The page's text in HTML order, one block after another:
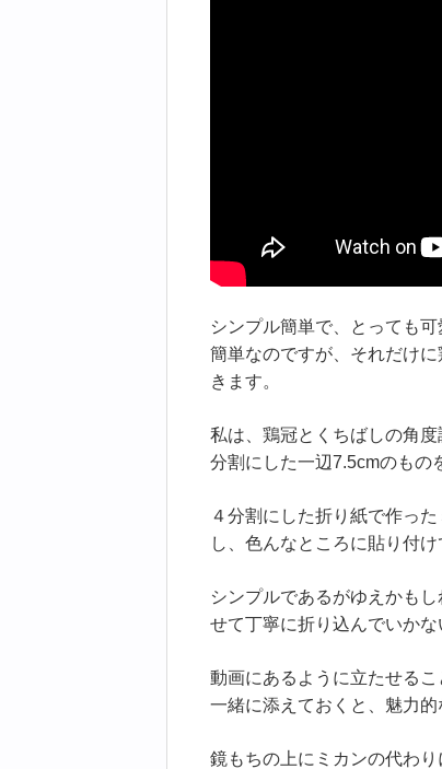
シンプル簡単で、とっても
簡単なのですが、それだけ
きます。
私は、鶏冠とくちばしの角
分割にした一辺7.5cmのもの
４分割にした折り紙で作っ
し、色んなところに貼り付け
シンプルであるがゆえかも
せて丁寧に折り込んでいか
動画にあるように立たせる
一緒に添えておくと、魅力
鏡もちの上にミカンの代わ